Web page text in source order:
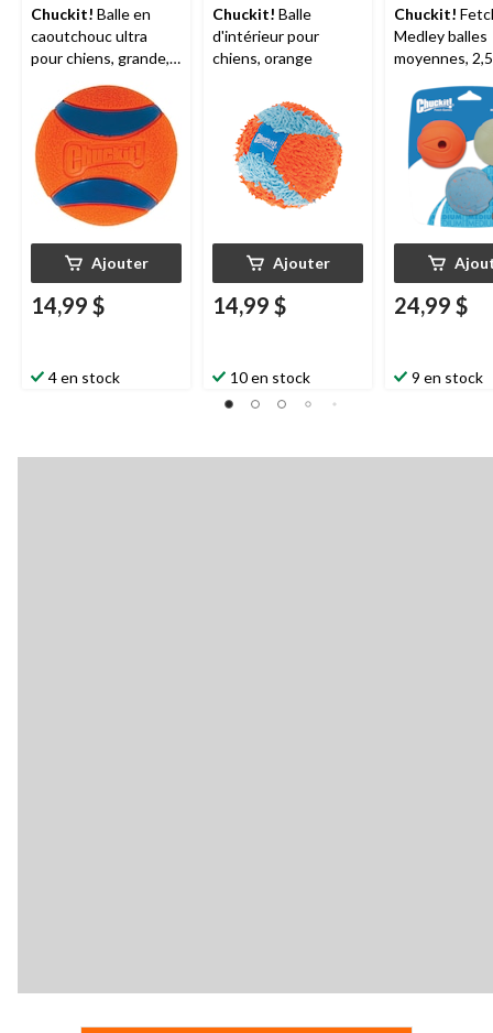
Chuckit! Balle en
caoutchouc ultra
pour chiens, grande,
Ajouter
14,99 $
4 en stock
Chuckit! Balle
d'intérieur pour
chiens, orange
Ajouter
14,99 $
10 en stock
Chuckit!
Medley balles
moyennes, 2,5
24,99 $
9 en stock